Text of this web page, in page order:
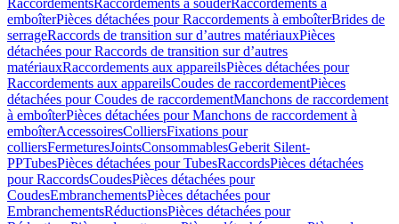
RaccordementsRaccordements à souderRaccordements à
emboîterPièces détachées pour Raccordements à emboîterBrides de
serrageRaccords de transition sur d’autres matériauxPièces
détachées pour Raccords de transition sur d’autres
matériauxRaccordements aux appareilsPièces détachées pour
Raccordements aux appareilsCoudes de raccordementPièces
détachées pour Coudes de raccordementManchons de raccordement
à emboîterPièces détachées pour Manchons de raccordement à
emboîterAccessoiresColliersFixations pour
colliersFermeturesJointsConsommablesGeberit Silent-
PPTubesPièces détachées pour TubesRaccordsPièces détachées
pour RaccordsCoudesPièces détachées pour
CoudesEmbranchementsPièces détachées pour
EmbranchementsRéductionsPièces détachées pour